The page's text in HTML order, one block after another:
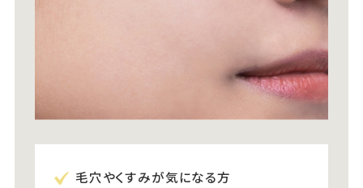
毛穴やくすみが気になる方